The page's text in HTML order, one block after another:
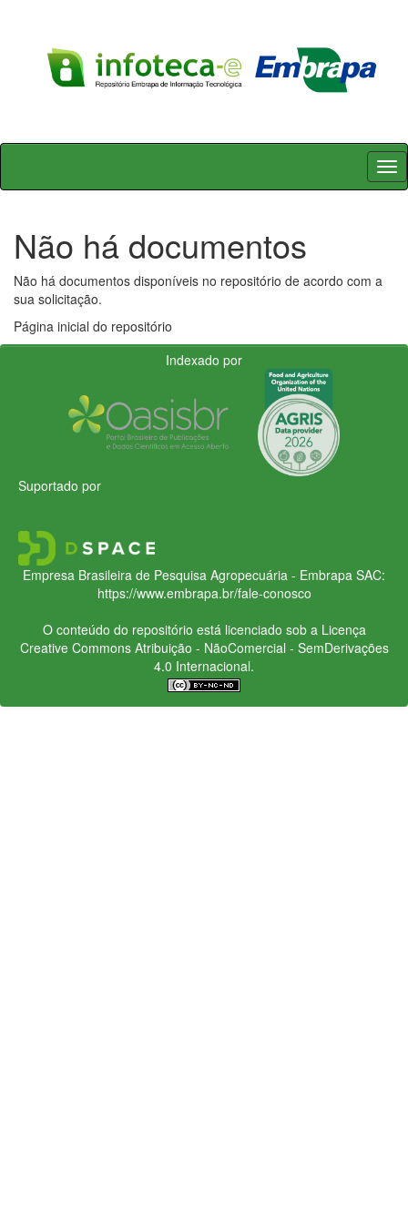
Skip
Não há documentos
Não há documentos disponíveis no repositório de acordo com a
sua solicitação.
Página inicial do repositório
Indexado por
Suportado por
Empresa Brasileira de Pesquisa Agropecuária - Embrapa SAC:
https://www.embrapa.br/fale-conosco
O conteúdo do repositório está licenciado sob a Licença
Creative CommonsAtribuição - NãoComercial - SemDerivações
4.0 Internacional.